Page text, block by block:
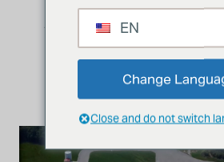
As instalações do
Virgínia
certificação
EN
Change
Close and do not switch